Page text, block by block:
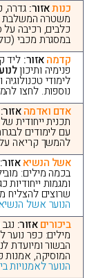
כנותאזור: גדרה,
משטרה המשלבת
במסגרת מכבי
קדמהאזור: ליד
פנימיה ותיכון
לימודי
נוספות. לחצו
אדם ואדמהאזור:
תכנית ייחודית
עם לימודים
להמשך קריאה
אשל הנשיאאזור:
בכמה מילים:
ומגמות ייחודיות
שרוצים להצליח
הנוער אשל
ביכוריםאזור:
מילים: כפר נוער
הבשור ומיועדת
המוסיקה, אמנות
הנוער לאמנויות